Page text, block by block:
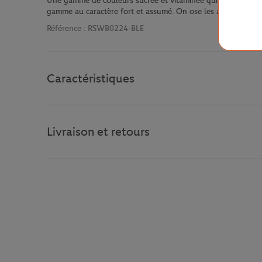
gamme au caractère fort et assumé. On ose les
Référence : RSWB0224-BLE
Caractéristiques
Livraison et retours